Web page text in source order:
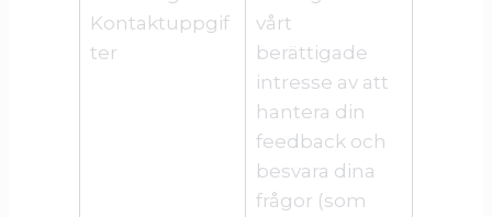
Kontaktuppgif
ter
vårt
berättigade
intresse av att
hantera din
feedback och
besvara dina
frågor (som